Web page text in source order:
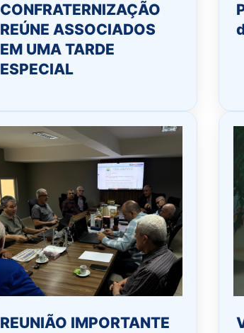
CONFRATERNIZAÇÃO
REÚNE ASSOCIADOS
EM UMA TARDE
ESPECIAL
REUNIÃO IMPORTANTE